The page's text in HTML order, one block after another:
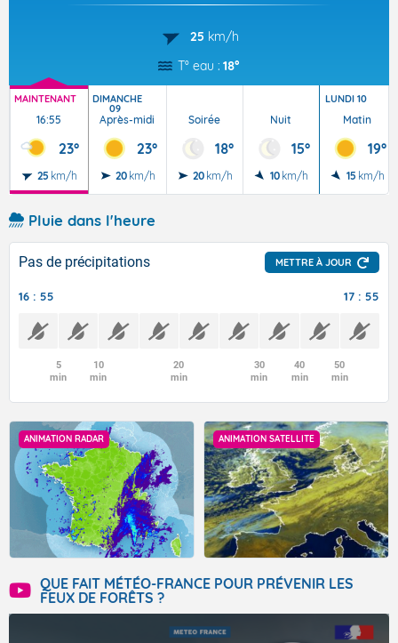
25 km/h
T° eau : 18°
MAINTENANT
16:55
23°
25 km/h
DIMANCHE
09
Après-midi
23°
20 km/h
Soirée
18°
20 km/h
Nuit
15°
10 km/h
LUNDI 10
Matin
19°
15 km/h
Pluie dans l'heure
Pas de précipitations METTRE À JOUR
16 : 55 17 : 55
5
min
10
min
20
min
30
min
40
min
50
min
ANIMATION RADAR ANIMATION SATELLITE
QUE FAIT MÉTÉO-FRANCE POUR PRÉVENIR LES
FEUX DE FORÊTS ?